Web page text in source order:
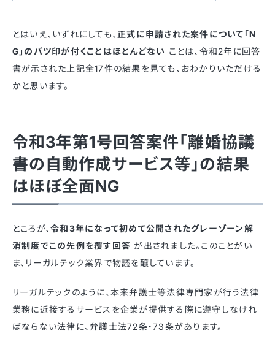
とはいえ、いずれにしても、 正式に申請された案件について「N
G」のバツ印が付くことはほとんどない ことは、令和2年に回答
書が示された上記全17件の結果を見ても、おわかりいただける
かと思います。
令和3年第1号回答案件「離婚協議
書の自動作成サービス等」の結果
はほぼ全面NG
ところが、令和3年になって初めて公開されたグレーゾーン解
消制度でこの先例を覆す回答 が出されました。このことがい
ま、リーガルテック業界で物議を醸しています。
リーガルテックのように、本来弁護士等法律専門家が行う法律
業務に近接するサービスを企業が提供する際に遵守しなけれ
ばならない法律に、弁護士法72条・73条があります。